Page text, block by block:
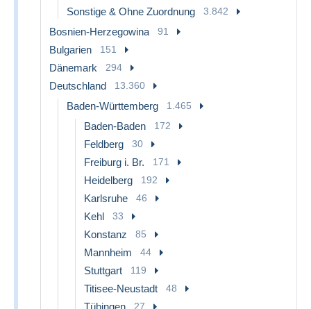
Sonstige & Ohne Zuordnung 3.842
Bosnien-Herzegowina 91
Bulgarien 151
Dänemark 294
Deutschland 13.360
Baden-Württemberg 1.465
Baden-Baden 172
Feldberg 30
Freiburg i. Br. 171
Heidelberg 192
Karlsruhe 46
Kehl 33
Konstanz 85
Mannheim 44
Stuttgart 119
Titisee-Neustadt 48
Tübingen 27